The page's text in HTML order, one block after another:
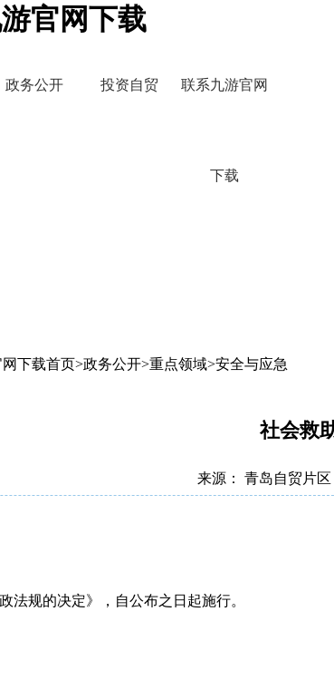
官网下载
政务公开 投资自贸 联系九游官网
下载
下载首页>政务公开>重点领域>安全与应急
社会救
来源： 青岛自贸片区
法规的决定》，自公布之日起施行。